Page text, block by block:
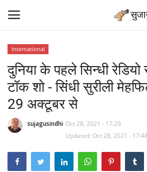
Home
Sindhi Samaj News
News
International
दुनिया के पहले सिन्धी
टॉक शो - सिंधी सुरीली
29 अक्टूबर से
sujagusindhi Oct 28, 2021 - 17:29
Updated: Oct 28, 2021 - 17:48